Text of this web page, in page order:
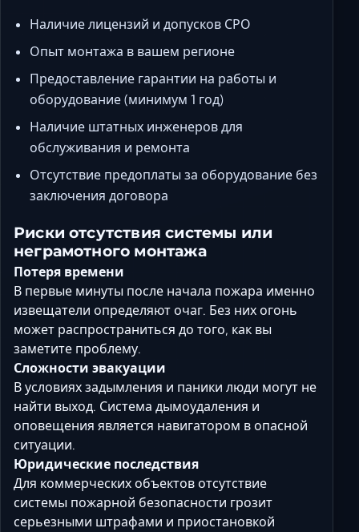
Наличие лицензий и допусков СРО
Опыт монтажа в вашем регионе
Предоставление гарантии на работы и
оборудование (минимум 1 год)
Наличие штатных инженеров для
обслуживания и ремонта
Отсутствие предоплаты за оборудование без
заключения договора
Риски отсутствия системы или
неграмотного монтажа
Потеря времени
В первые минуты после начала пожара именно
извещатели определяют очаг. Без них огонь
может распространиться до того, как вы
заметите проблему.
Сложности эвакуации
В условиях задымления и паники люди могут не
найти выход. Система дымоудаления и
оповещения является навигатором в опасной
ситуации.
Юридические последствия
Для коммерческих объектов отсутствие
системы пожарной безопасности грозит
серьезными штрафами и приостановкой